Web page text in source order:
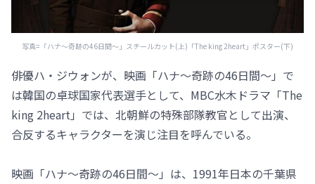
写真=「ハナ～奇跡の46日間～」スチールカット(上)「The king 2heart」ポスター(下)
俳優ハ・ジウォンが、映画「ハナ～奇跡の46日間～」で
は韓国の卓球国家代表選手として、MBC水木ドラマ「The
king 2heart」では、北朝鮮の特殊部隊教官として出演、
合反するキャラクターを演じ注目を呼んでいる。
映画「ハナ～奇跡の46日間～」は、1991年日本の千葉県